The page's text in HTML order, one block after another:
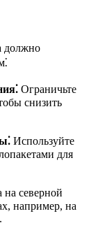
должно
Ограничьте
снизить
Используйте
для
на северной
например, на